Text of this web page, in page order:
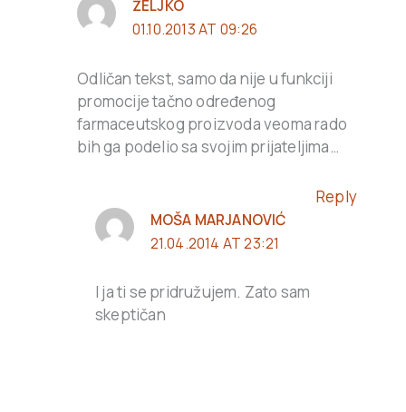
ŽELJKO
01.10.2013 AT 09:26
Odličan tekst, samo da nije u funkciji
promocije tačno određenog
farmaceutskog proizvoda veoma rado
bih ga podelio sa svojim prijateljima…
Reply
MOŠA MARJANOVIĆ
21.04.2014 AT 23:21
I ja ti se pridružujem. Zato sam
skeptičan